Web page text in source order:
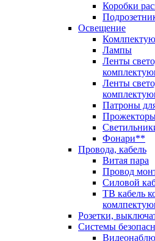
Коробки
Освещение
Лампы
Ленты
Ленты
Патроны
Фонари**
Провода, кабель
Витая пара
Провод
Силовой
ТВ кабель
Розетки,
Системы